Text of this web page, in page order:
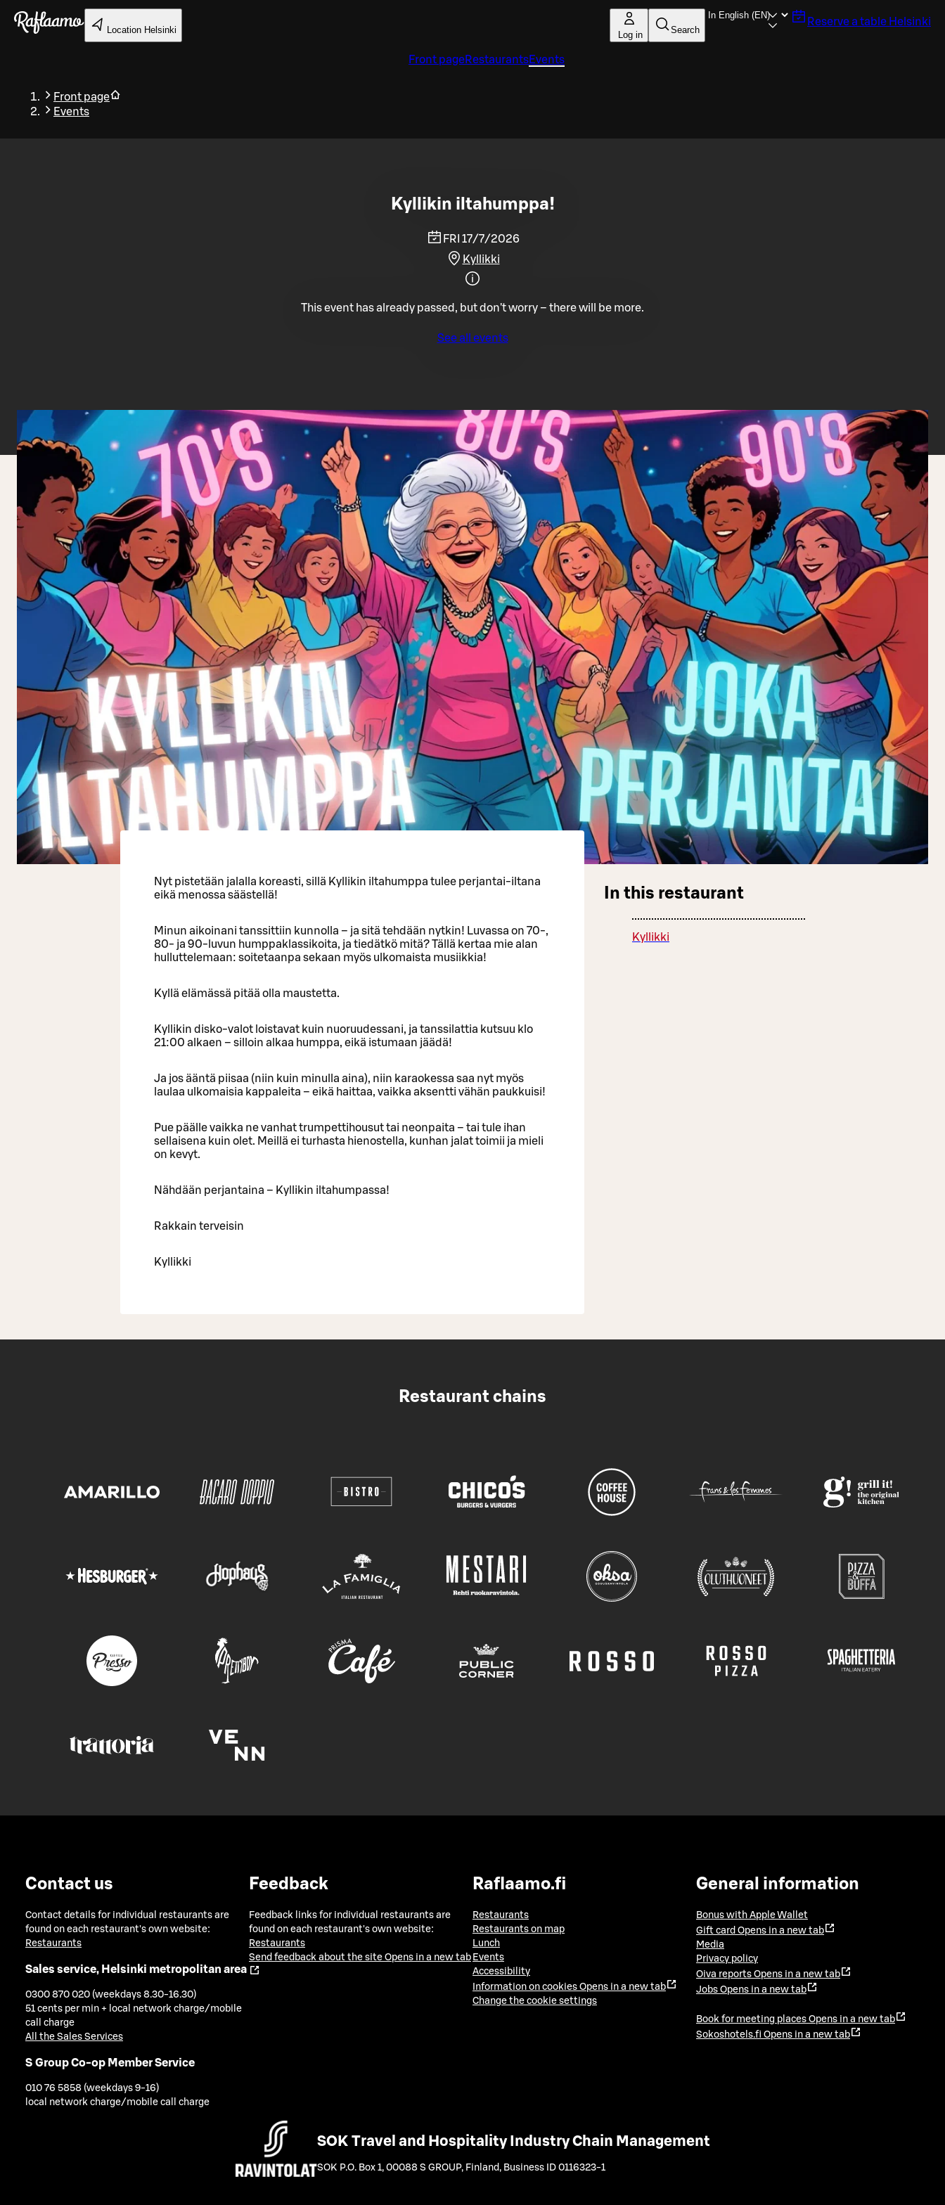
Skip to main content
Location Helsinki Log in Search
Reserve a table Helsinki
Front pageRestaurantsEvents
Front page
Events
Back
Kyllikin iltahumppa!
FRI 17/7/2026
Kyllikki
This event has already passed, but don't worry – there will be more.
See all events
Nyt pistetään jalalla koreasti, sillä Kyllikin iltahumppa tulee perjantai-iltana
eikä menossa säästellä!
Minun aikoinani tanssittiin kunnolla – ja sitä tehdään nytkin! Luvassa on 70-,
80- ja 90-luvun humppaklassikoita, ja tiedätkö mitä? Tällä kertaa mie alan
hulluttelemaan: soitetaanpa sekaan myös ulkomaista musiikkia!
Kyllä elämässä pitää olla maustetta.
Kyllikin disko-valot loistavat kuin nuoruudessani, ja tanssilattia kutsuu klo
21:00 alkaen – silloin alkaa humppa, eikä istumaan jäädä!
Ja jos ääntä piisaa (niin kuin minulla aina), niin karaokessa saa nyt myös
laulaa ulkomaisia kappaleita – eikä haittaa, vaikka aksentti vähän paukkuisi!
Pue päälle vaikka ne vanhat trumpettihousut tai neonpaita – tai tule ihan
sellaisena kuin olet. Meillä ei turhasta hienostella, kunhan jalat toimii ja mieli
on kevyt.
Nähdään perjantaina – Kyllikin iltahumpassa!
Rakkain terveisin
Kyllikki
In this restaurant
Kyllikki
Restaurant chains
Contact us
Contact details for individual restaurants are
found on each restaurant's own website:
Restaurants
Sales service, Helsinki metropolitan area
0300 870 020 (weekdays 8.30-16.30)
51 cents per min + local network charge/mobile
call charge
All the Sales Services
S Group Co-op Member Service
010 76 5858 (weekdays 9-16)
local network charge/mobile call charge
Feedback
Feedback links for individual restaurants are
found on each restaurant's own website:
Restaurants
Send feedback about the site Opens in a new tab
Raflaamo.fi
Restaurants
Restaurants on map
Lunch
Events
Accessibility
Information on cookies Opens in a new tab
Change the cookie settings
General information
Bonus with Apple Wallet
Gift card Opens in a new tab
Media
Privacy policy
Oiva reports Opens in a new tab
Jobs Opens in a new tab
Book for meeting places Opens in a new tab
Sokoshotels.fi Opens in a new tab
SOK Travel and Hospitality Industry Chain Management
SOK P.O. Box 1, 00088 S GROUP, Finland , Business ID 0116323-1